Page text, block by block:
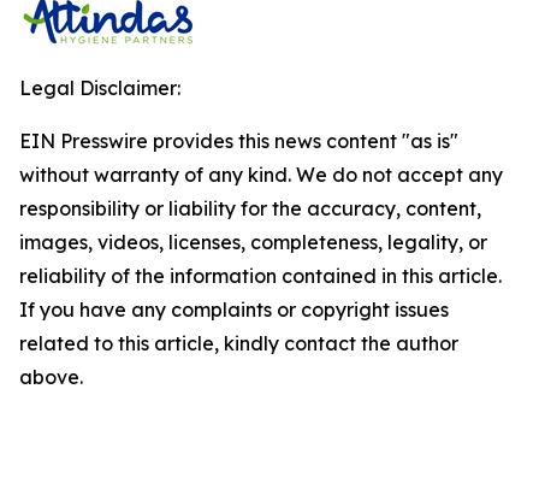
Legal Disclaimer:
EIN Presswire provides this news content "as is"
without warranty of any kind. We do not accept any
responsibility or liability for the accuracy, content,
images, videos, licenses, completeness, legality, or
reliability of the information contained in this article.
If you have any complaints or copyright issues
related to this article, kindly contact the author
above.